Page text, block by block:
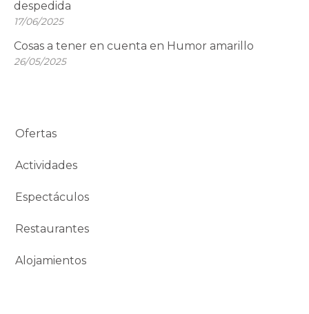
despedida
17/06/2025
Cosas a tener en cuenta en Humor amarillo
26/05/2025
Ofertas
Actividades
Espectáculos
Restaurantes
Alojamientos